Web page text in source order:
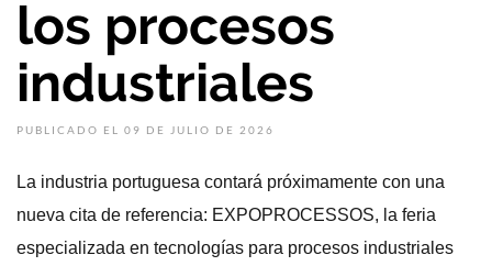
los procesos
industriales
PUBLICADO EL 09 DE JULIO DE 2026
La industria portuguesa contará próximamente con una
nueva cita de referencia: EXPOPROCESSOS, la feria
especializada en tecnologías para procesos industriales